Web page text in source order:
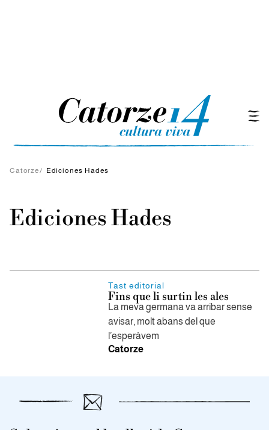
Catorze/ Ediciones Hades
Ediciones Hades
Tast editorial
Fins que li surtin les ales
La meva germana va arribar sense
avisar, molt abans del que
l’esperàvem
Catorze